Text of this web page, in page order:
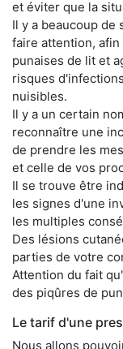
et éviter que la
Il y a beaucoup de
faire attention,
punaises de lit et
risques
nuisibles.
Il y a un certain
reconnaître une
de prendre les
et celle de vos
Il se trouve être
les signes d'une
les multiples
Des lésions
parties de votre
Attention du fait
des piqûres de
Le tarif d'une
Nous allons